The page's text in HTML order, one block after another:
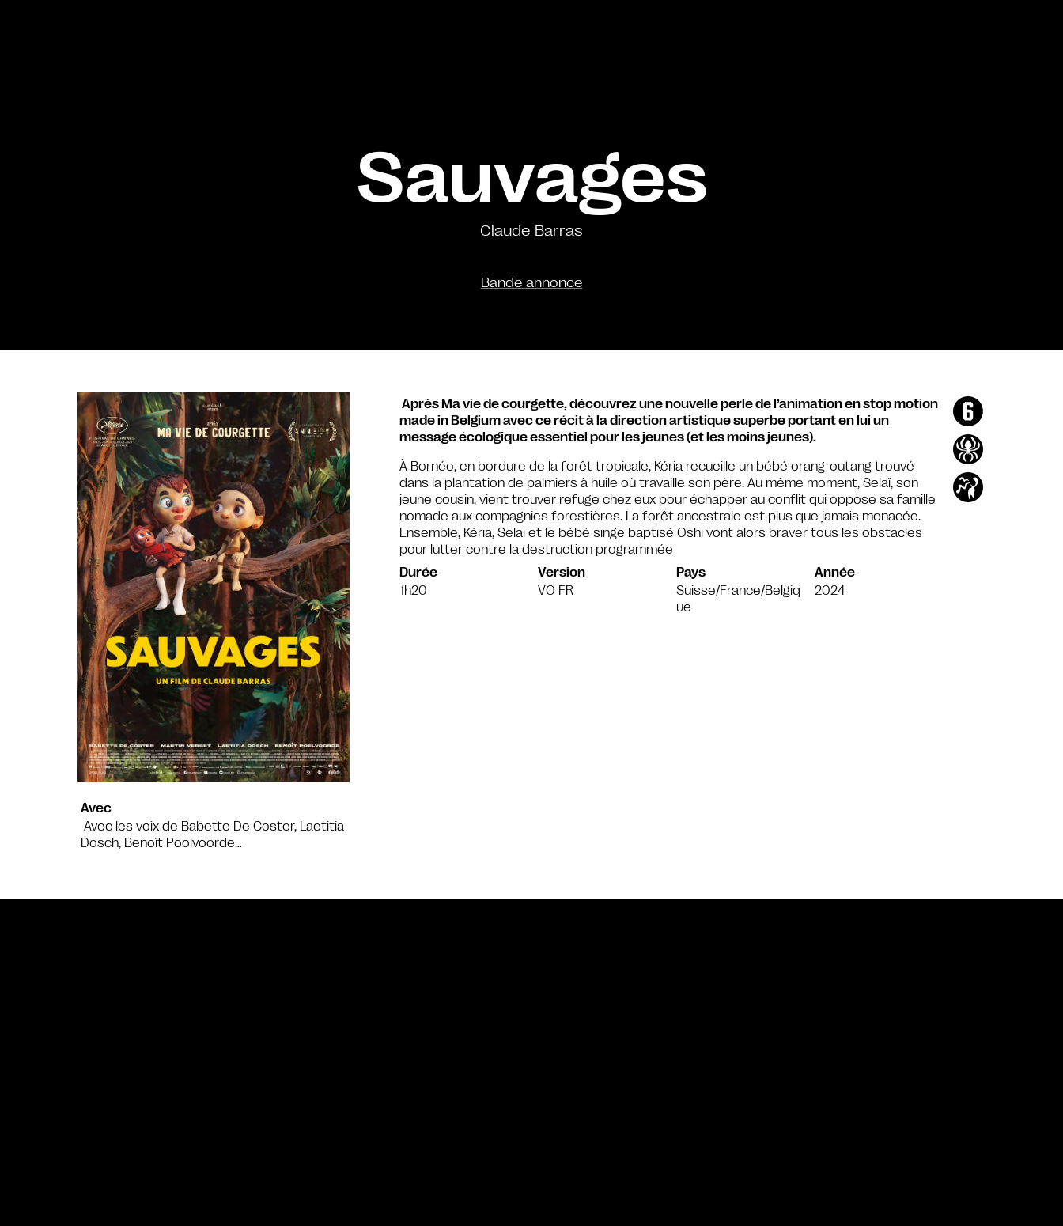
Sauvages
Claude Barras
Bande annonce
Avec
Avec les voix de Babette De Coster, Laetitia
Dosch, Benoît Poolvoorde…
Après Ma vie de courgette, découvrez une nouvelle perle de l’animation en stop motion
made in Belgium avec ce récit à la direction artistique superbe portant en lui un
message écologique essentiel pour les jeunes (et les moins jeunes).
À Bornéo, en bordure de la forêt tropicale, Kéria recueille un bébé orang-outang trouvé
dans la plantation de palmiers à huile où travaille son père. Au même moment, Selaï, son
jeune cousin, vient trouver refuge chez eux pour échapper au conflit qui oppose sa famille
nomade aux compagnies forestières. La forêt ancestrale est plus que jamais menacée.
Ensemble, Kéria, Selaï et le bébé singe baptisé Oshi vont alors braver tous les obstacles
pour lutter contre la destruction programmée
Durée
1h20
Version
VO FR
Pays
Suisse/France/Belgiq
ue
Année
2024